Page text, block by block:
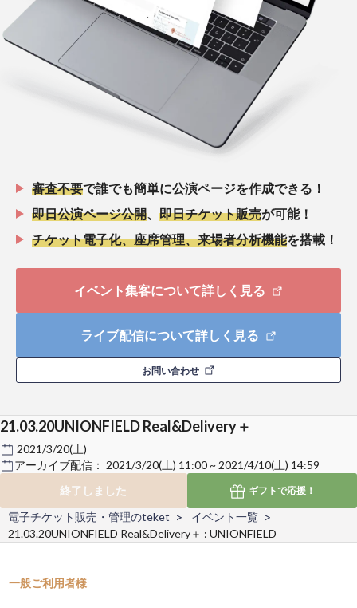
審査不要で誰でも簡単に公演ページを作成できる！
即日公演ページ公開
即日チケット販売が可能！
チケット電子化、座席管理、来場者分析機能を搭載！
イベント集客について詳しく見る
ライブ配信について詳しく見る
お問い合わせ
21.03.20UNIONFIELD Real&Delivery＋
2021/3/20(土)
アーカイブ配信： 2021/3/20(土) 11:00 ~ 2021/4/10(土) 14:59
終了しました
ギフトで応援！
電子チケット販売・管理のteket
イベント一覧
21.03.20UNIONFIELD Real&Delivery＋ : UNIONFIELD
一般ご利用者様